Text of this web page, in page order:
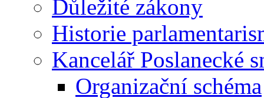
Důležité zákony
Historie
Kancelář Poslanecké
Organizační schéma